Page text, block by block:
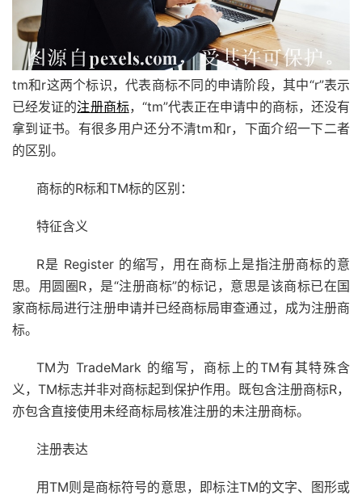
tm和r这两个标识，代表商标不同的申请阶段，其中“r”表示
已经发证的注册商标，“tm”代表正在申请中的商标，还没有
拿到证书。有很多用户还分不清tm和r，下面介绍一下二者
的区别。
商标的R标和TM标的区别：
特征含义
R是 Register 的缩写，用在商标上是指注册商标的意
思。用圆圈R，是“注册商标”的标记，意思是该商标已在国
家商标局进行注册申请并已经商标局审查通过，成为注册商
标。
TM为 TradeMark 的缩写，商标上的TM有其特殊含
义，TM标志并非对商标起到保护作用。既包含注册商标R，
亦包含直接使用未经商标局核准注册的未注册商标。
注册表达
用TM则是商标符号的意思，即标注TM的文字、图形或